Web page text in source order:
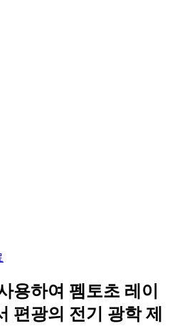
용하여 펨토초 레이
편광의 전기 광학 제